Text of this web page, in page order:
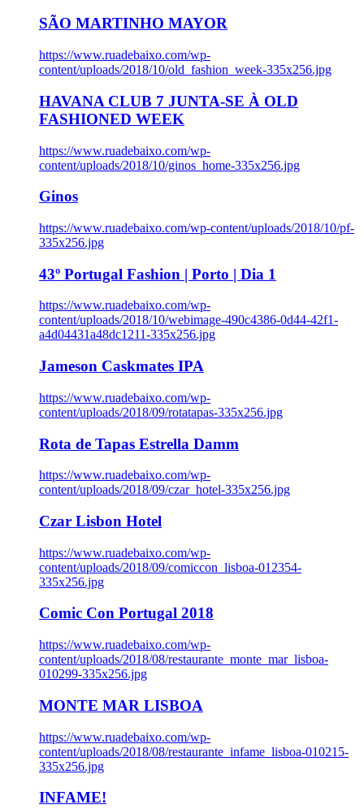
SÃO MARTINHO MAYOR
https://www.ruadebaixo.com/wp-
content/uploads/2018/10/old_fashion_week-335x256.jpg
HAVANA CLUB 7 JUNTA-SE À OLD
FASHIONED WEEK
https://www.ruadebaixo.com/wp-
content/uploads/2018/10/ginos_home-335x256.jpg
Ginos
https://www.ruadebaixo.com/wp-content/uploads/2018/10/pf-
335x256.jpg
43º Portugal Fashion | Porto | Dia 1
https://www.ruadebaixo.com/wp-
content/uploads/2018/10/webimage-490c4386-0d44-42f1-
a4d04431a48dc1211-335x256.jpg
Jameson Caskmates IPA
https://www.ruadebaixo.com/wp-
content/uploads/2018/09/rotatapas-335x256.jpg
Rota de Tapas Estrella Damm
https://www.ruadebaixo.com/wp-
content/uploads/2018/09/czar_hotel-335x256.jpg
Czar Lisbon Hotel
https://www.ruadebaixo.com/wp-
content/uploads/2018/09/comiccon_lisboa-012354-
335x256.jpg
Comic Con Portugal 2018
https://www.ruadebaixo.com/wp-
content/uploads/2018/08/restaurante_monte_mar_lisboa-
010299-335x256.jpg
MONTE MAR LISBOA
https://www.ruadebaixo.com/wp-
content/uploads/2018/08/restaurante_infame_lisboa-010215-
335x256.jpg
INFAME!